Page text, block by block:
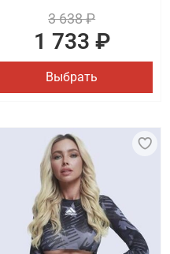
3 638 ₽
1 733 ₽
Выбрать